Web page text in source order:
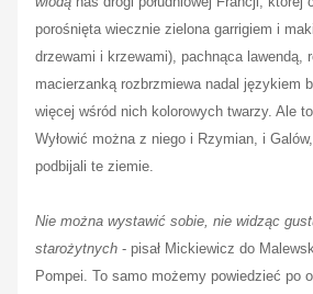
porośnięta wiecznie zielona garrigiem i
drzewami i krzewami), pachnąca lawendą,
macierzanką rozbrzmiewa nadal językiem
więcej wśród nich kolorowych twarzy. Ale
Wyłowić można z niego i Rzymian, i
podbijali te ziemie.
Nie można wystawić sobie, nie widząc
starożytnych - pisał Mickiewicz do
Pompei. To samo możemy powiedzieć po